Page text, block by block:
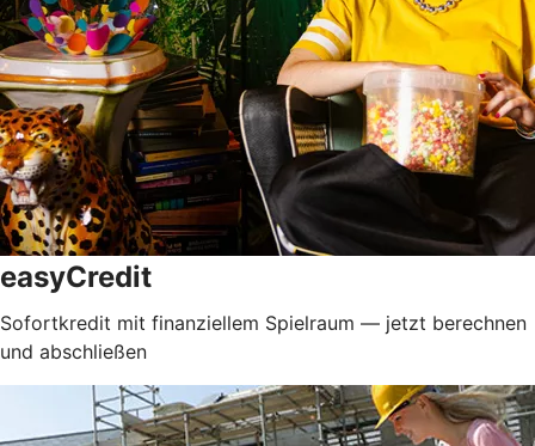
easyCredit
Sofortkredit mit finanziellem Spielraum — jetzt berechnen
und abschließen